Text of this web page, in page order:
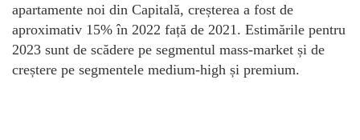
apartamente noi din Capitală, creșterea a fost de
aproximativ 15% în 2022 față de 2021. Estimările pentru
2023 sunt de scădere pe segmentul mass-market și de
creștere pe segmentele medium-high și premium.